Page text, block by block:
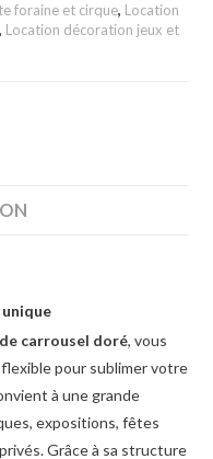
foraine et cirque, Location
, Location décoration jeux et
carrousel doré, vous
pour sublimer votre
à une grande
expositions, fêtes
Grâce à sa structure